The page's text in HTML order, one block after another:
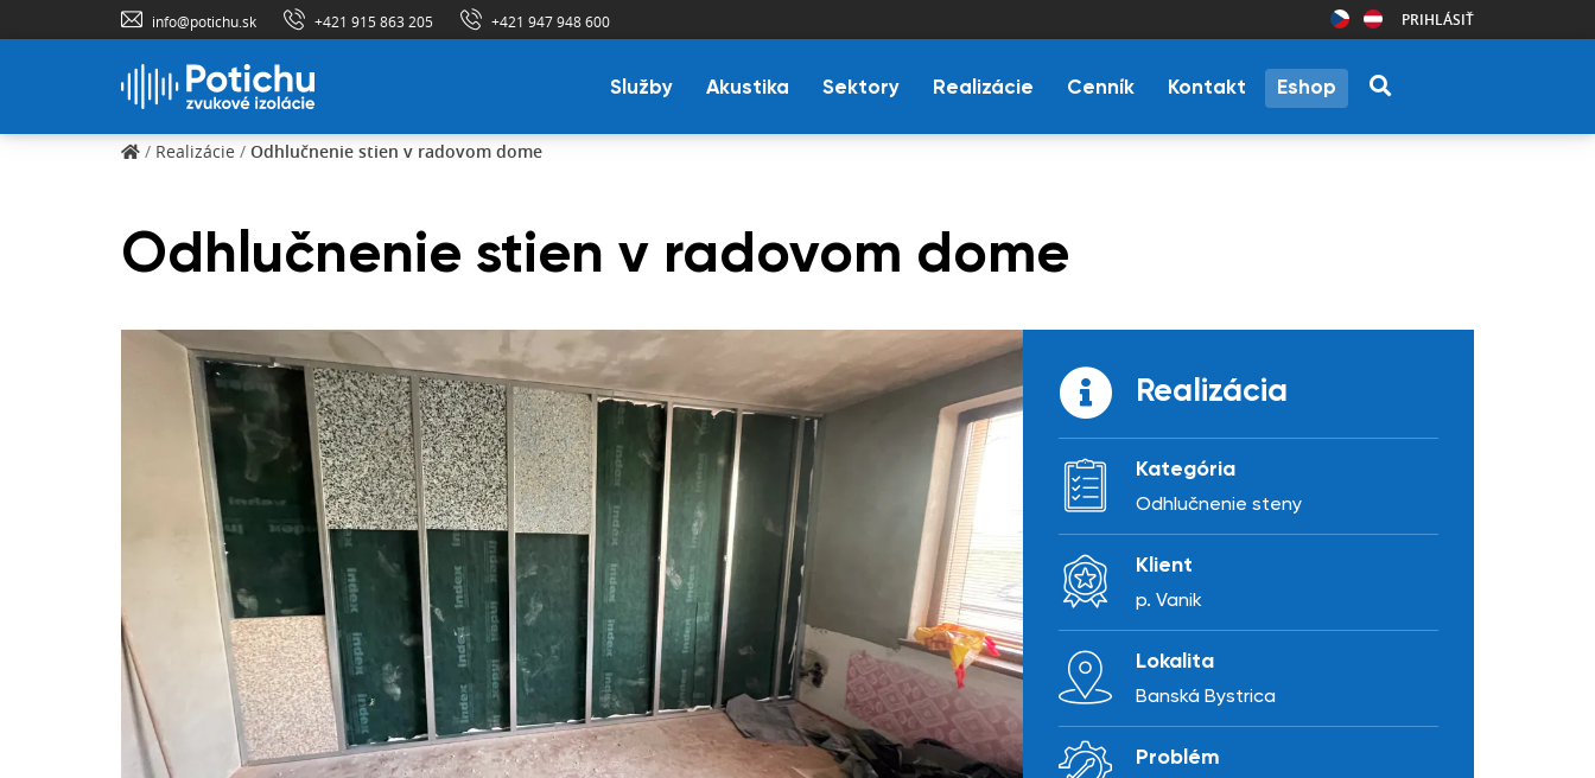
info@potichu.sk +421 915 863 205 +421 947 948 600 PRIHLÁSIŤ
Služby Akustika Sektory Realizácie Cenník Kontakt Eshop
/ Realizácie / Odhlučnenie stien v radovom dome
Odhlučnenie stien v radovom dome
Realizácia
Kategória
Odhlučnenie steny
Klient
p. Vanik
Lokalita
Banská Bystrica
Problém